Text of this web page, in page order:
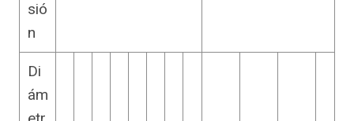
sió
n
Di
ám